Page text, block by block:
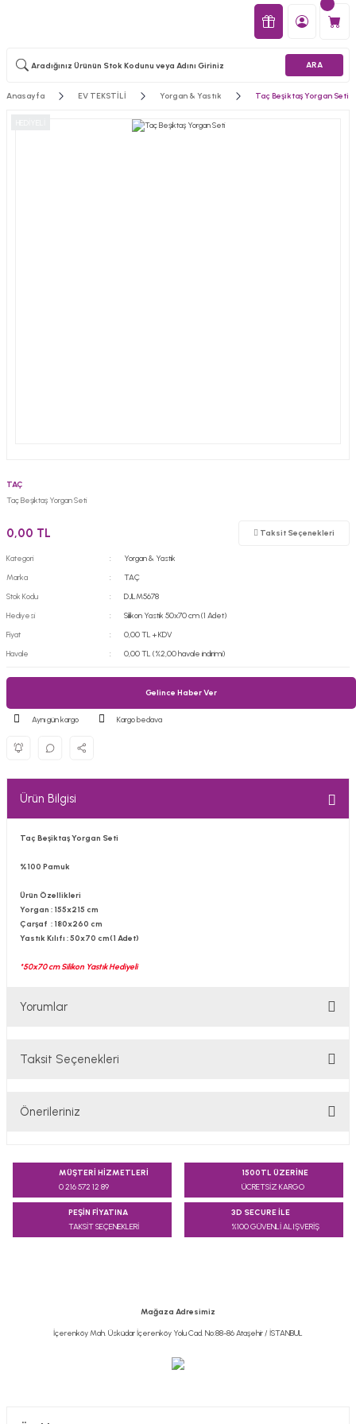
ARA
Anasayfa EV TEKSTİLİ Yorgan & Yastık Taç Beşiktaş Yorgan Seti
TAÇ
Taç Beşiktaş Yorgan Seti
0,00 TL Taksit Seçenekleri
Kategori
Yorgan & Yastık
Marka
TAÇ
Stok Kodu
DJLM5678
Hediyesi
Silikon Yastık 50x70 cm (1 Adet)
Fiyat
0,00 TL + KDV
Havale
0,00 TL (%2,00 havale indirimi)
Gelince Haber Ver
Aynı gün kargo Kargo bedava
Ürün Bilgisi
Taç Beşiktaş Yorgan Seti
%100 Pamuk
Ürün Özellikleri
Yorgan : 155x215 cm
Çarşaf : 180x260 cm
Yastık Kılıfı :50x70 cm(1 Adet)
*50x70 cm Silikon Yastık Hediyeli
Yorumlar
Taksit Seçenekleri
Önerileriniz
konularda yetersiz gördüğünüz noktaları öneri formunu
kullanarak tarafımıza iletebilirsiniz.
Ürün resmi kalitesiz, bozuk veya görüntülenemiyor.
MÜŞTERİ HİZMETLERİ
0 216 572 12 89
1500TL ÜZERİNE
ÜCRETSİZ KARGO
PEŞİN FİYATINA
TAKSİT SEÇENEKLERİ
3D SECURE İLE
%100 GÜVENLİ ALIŞVERİŞ
Mağaza Adresimiz
İçerenköy Mah. Üsküdar İçerenköy Yolu Cad. No:88-86 Ataşehir / İSTANBUL